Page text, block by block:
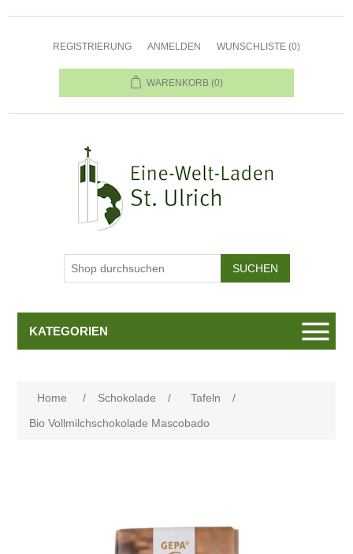
REGISTRIERUNG ANMELDEN WUNSCHLISTE (0)
WARENKORB (0)
KATEGORIEN
Home / Schokolade / Tafeln
/
Bio Vollmilchschokolade Mascobado